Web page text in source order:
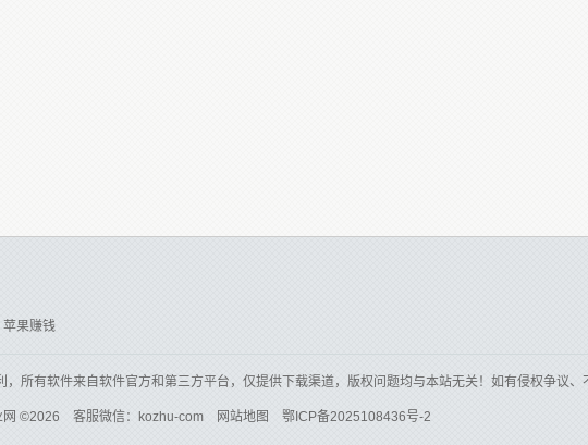
苹果赚钱
，所有软件来自软件官方和第三方平台，仅提供下载渠道，版权问题均与本站无关！如有侵权争议、
©2026 客服微信：kozhu-com 网站地图 鄂ICP备2025108436号-2